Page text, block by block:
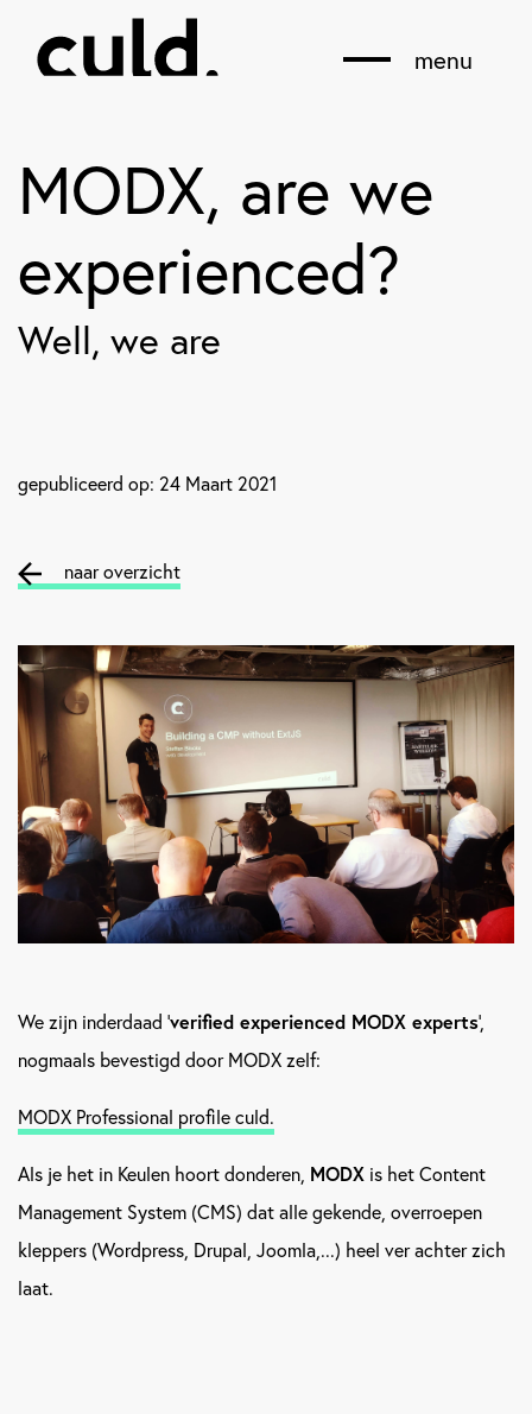
menu
MODX, are we
experienced?
Well, we are
gepubliceerd op: 24 Maart 2021
naar overzicht
We zijn inderdaad 'verified experienced MODX experts',
nogmaals bevestigd door MODX zelf:
MODX Professional profile culd.
Als je het in Keulen hoort donderen, MODX is het Content
Management System (CMS) dat alle gekende, overroepen
kleppers (Wordpress, Drupal, Joomla,...) heel ver achter zich
laat.